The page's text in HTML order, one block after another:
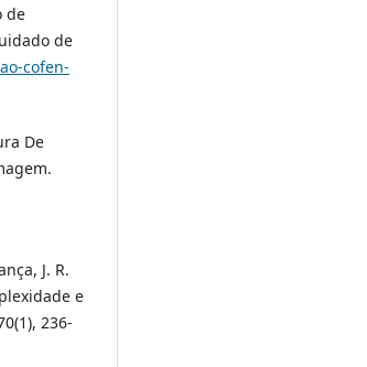
de
de
cofen-
De
J. R.
e
236-